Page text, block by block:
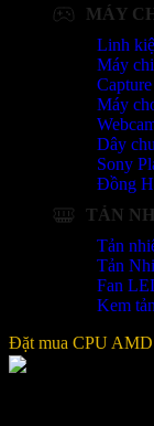
MÁY
Linh
Máy
Máy
Dây
Sony
Đồng
TẢN
Tản
Tản
Fan
Kem
Đặt mua CPU